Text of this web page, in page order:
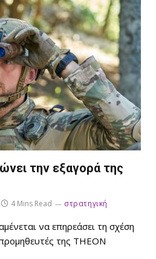
την εξαγορά της
4 Mins Read στρατηγική
να επηρεάσει τη σχέση
της THEON